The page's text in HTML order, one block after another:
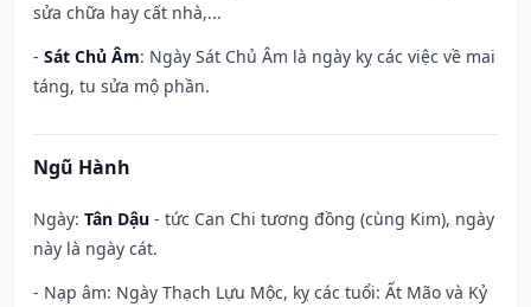
sửa chữa hay cất nhà,...
- Sát Chủ Âm: Ngày Sát Chủ Âm là ngày kỵ các việc về mai
táng, tu sửa mộ phần.
Ngũ Hành
Ngày: Tân Dậu - tức Can Chi tương đồng (cùng Kim), ngày
này là ngày cát.
- Nạp âm: Ngày Thạch Lựu Mộc, kỵ các tuổi: Ất Mão và Kỷ